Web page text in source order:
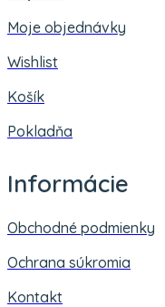
Moje objednávky
Wishlist
Košík
Pokladňa
Informácie
Obchodné podmienky
Ochrana súkromia
Kontakt